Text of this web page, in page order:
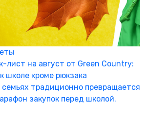
лист на август от Green Country:
школе кроме рюкзака
семьях традиционно превращается
закупок перед школой.